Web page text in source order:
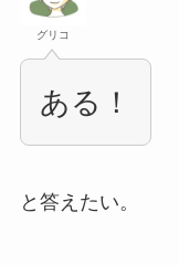
グリコ
ある！
と答えたい。